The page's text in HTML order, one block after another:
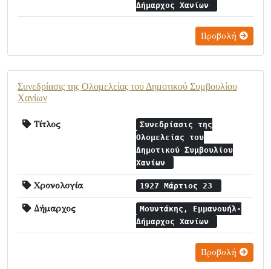
Δήμαρχος Χανίων
Προβολή
Συνεδρίασις της Ολομελείας του Δημοτικού Συμβουλίου
Χανίων
Τίτλος
Συνεδρίασις της
Ολομελείας του
Δημοτικού Συμβουλίου
Χανίων
Χρονολογία 1927 Μάρτιος 23
Δήμαρχος
Μουντάκης, Εμμανουήλ-
Δήμαρχος Χανίων
Προβολή